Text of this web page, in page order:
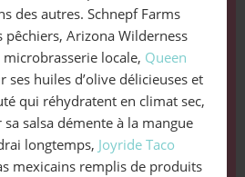
des autres. Schnepf Farms
Arizona Wilderness
locale, Queen
ses huiles d’olive délicieuses et
qui réhydratent en climat sec,
salsa démente à la mangue
longtemps, Joyride Taco
mexicains remplis de produits